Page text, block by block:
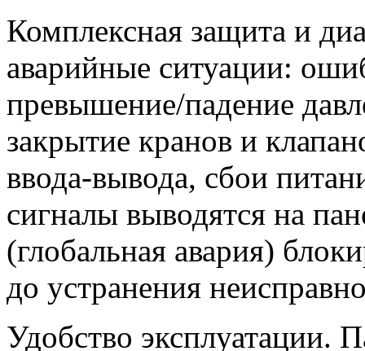
Комплексная защита и
аварийные ситуации:
превышение/падение
закрытие кранов и
ввода‑вывода, сбои
сигналы выводятся на
(глобальная авария)
до устранения
Удобство эксплуатации.